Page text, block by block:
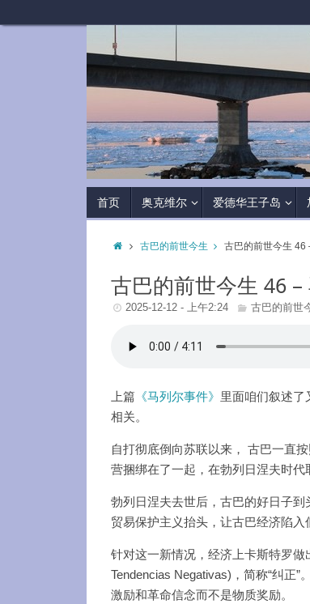
首页 奥克维尔 爱德华王子岛
古巴的前世今生 古巴的前世今生 46
古巴的前世今生 46
2025-12-12 - 上午2:24 古巴的前世
上篇 《马列尔事件》 里面咱们叙述了
相关。
自打彻底倒向苏联以来， 古巴一直
营捆绑在了一起，在勃列日涅夫时代
勃列日涅夫去世后，古巴的好日子
贸易保护主义抬头，让古巴经济陷入
针对这一新情况，经济上卡斯特罗做
Tendencias Negativas)，简称“纠正
激励和革命信念而不是物质奖励。